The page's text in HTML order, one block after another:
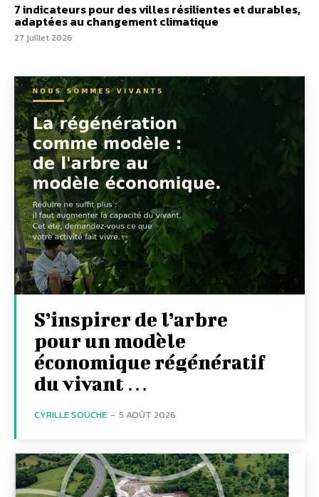
7 indicateurs pour des villes résilientes et durables,
adaptées au changement climatique
27 juillet 2026
S’inspirer de l’arbre
pour un modèle
économique régénératif
du vivant …
CYRILLE SOUCHE - 5 AOÛT 2026